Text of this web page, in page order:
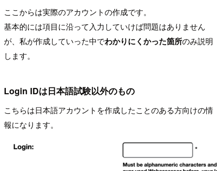
ここからは実際のアカウントの作成です。
基本的には項目に沿って入力していけば問題はありません
が、私が作成していった中でわかりにくかった箇所のみ説明
します。
Login IDは日本語試験以外のもの
こちらは日本語アカウントを作成したことのある方向けの情
報になります。